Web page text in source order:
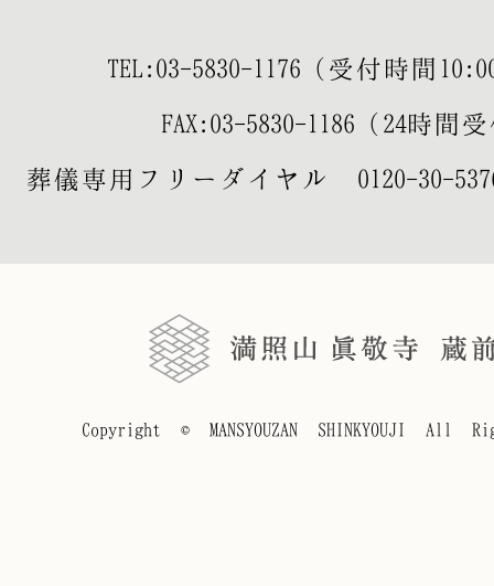
TEL: 03-5830-1176 （受付時間
FAX:03-5830-1186（24時間
葬儀専用フリーダイヤル 0120-30-
Copyright © MANSYOUZAN SHINKYOUJI All